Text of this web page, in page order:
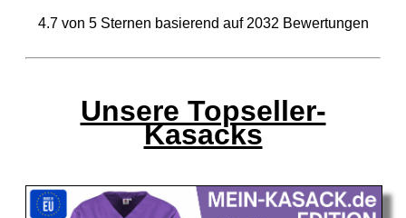
4.7von 5Sternen basierend auf 2032 Bewertungen
Unsere Topseller-
Kasacks